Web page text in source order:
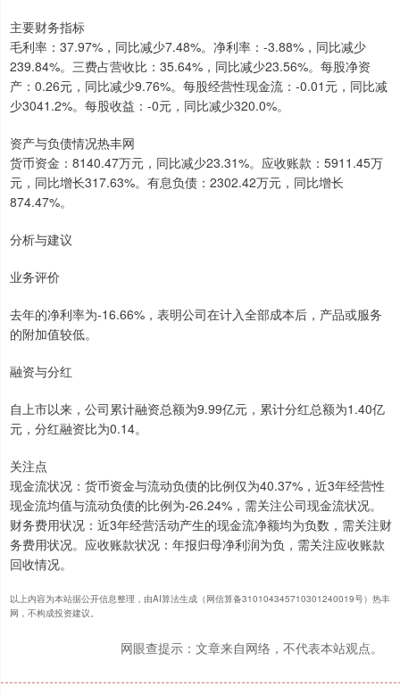
主要财务指标
毛利率：37.97%，同比减少7.48%。净利率：-3.88%，同比减少
239.84%。三费占营收比：35.64%，同比减少23.56%。每股净资
产：0.26元，同比减少9.76%。每股经营性现金流：-0.01元，同比减
少3041.2%。每股收益：-0元，同比减少320.0%。
资产与负债情况热丰网
货币资金：8140.47万元，同比减少23.31%。应收账款：5911.45万
元，同比增长317.63%。有息负债：2302.42万元，同比增长
874.47%。
分析与建议
业务评价
去年的净利率为-16.66%，表明公司在计入全部成本后，产品或服务
的附加值较低。
融资与分红
自上市以来，公司累计融资总额为9.99亿元，累计分红总额为1.40亿
元，分红融资比为0.14。
关注点
现金流状况：货币资金与流动负债的比例仅为40.37%，近3年经营性
现金流均值与流动负债的比例为-26.24%，需关注公司现金流状况。
财务费用状况：近3年经营活动产生的现金流净额均为负数，需关注财
务费用状况。应收账款状况：年报归母净利润为负，需关注应收账款
回收情况。
以上内容为本站据公开信息整理，由AI算法生成（网信算备310104345710301240019号）热丰
网，不构成投资建议。
网眼查提示：文章来自网络，不代表本站观点。